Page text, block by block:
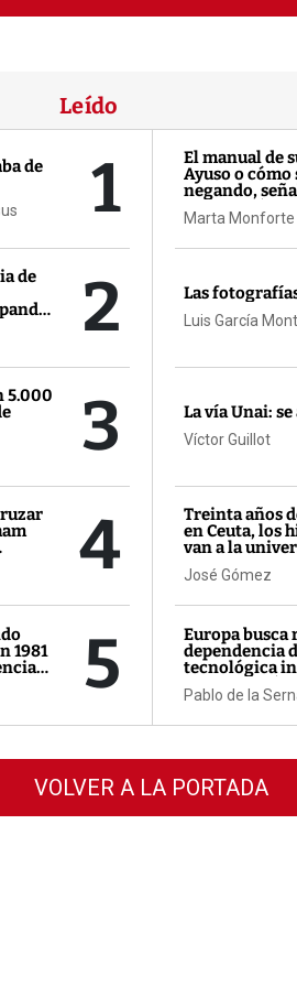
Leído
de
1
de
2
5.000
3
4
1981
5
El manual de
Ayuso o
negando,
a los demás
Marta Monforte
Las
Luis García
La vía Unai:
Víctor Guillot
Treinta años
en Ceuta, los
van a la
bachilleratos
José Gómez
Europa busca
dependencia
tecnológica
sistemas más
Pablo de la
VOLVER A LA PORTADA